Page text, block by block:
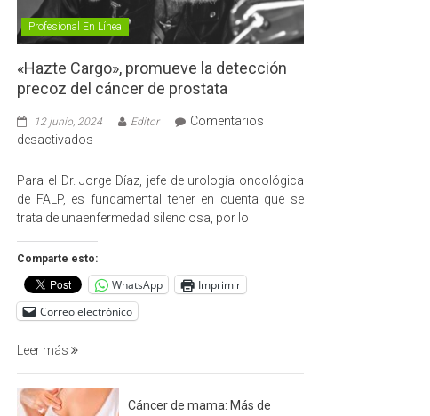
Profesional En Línea
«Hazte Cargo», promueve la detección
precoz del cáncer de prostata
12 junio, 2024 Editor
Comentarios
desactivados
Cargo»,
promueve
la
cáncer
de
prostata
Para el Dr. Jorge Díaz, jefe de urología oncológica
de FALP, es fundamental tener en cuenta que se
trata de unaenfermedad silenciosa, por lo
Comparte esto:
WhatsApp
Imprimir
Correo electrónico
Leer más
Cáncer de mama: Más de